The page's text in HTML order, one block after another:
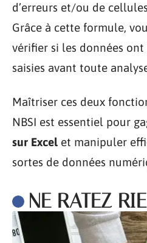
d’erreurs et/ou de
Grâce à cette formule,
vérifier si les données
saisies avant toute
Maîtriser ces deux
NBSI est essentiel pour
sur Excel et manipuler
sortes de données
NE RATEZ